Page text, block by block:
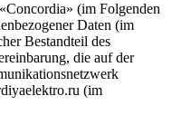
(im Folgenden
Daten (im
Bestandteil des
die auf der
(im